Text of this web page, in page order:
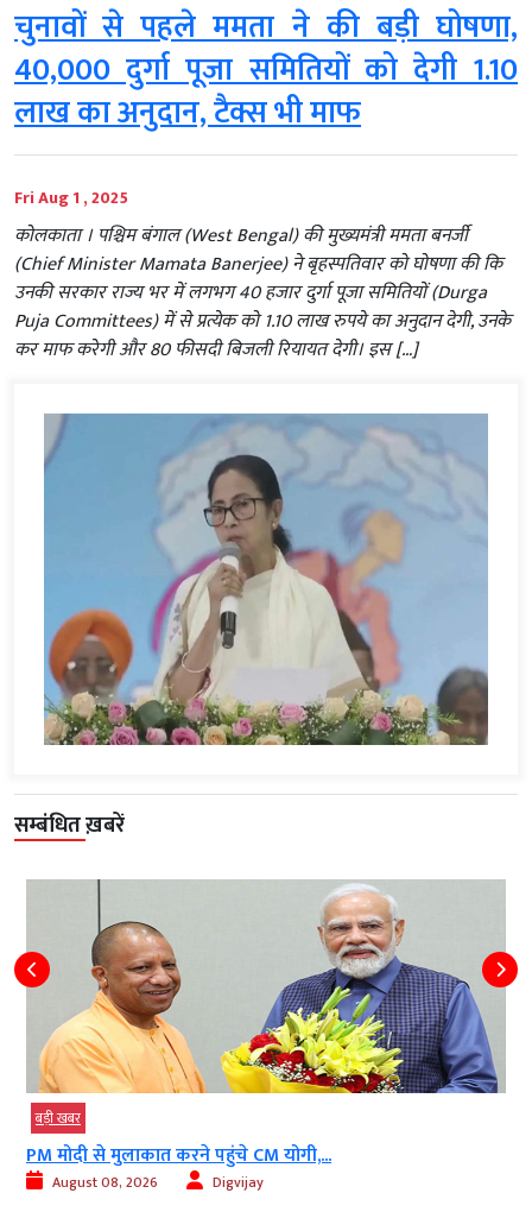
चुनावों से पहले ममता ने की बड़ी घोषणा,
40,000 दुर्गा पूजा समितियों को देगी 1.10
लाख का अनुदान, टैक्स भी माफ
Fri Aug 1 , 2025
कोलकाता । पश्चिम बंगाल (West Bengal) की मुख्यमंत्री ममता बनर्जी
(Chief Minister Mamata Banerjee) ने बृहस्पतिवार को घोषणा की कि
उनकी सरकार राज्य भर में लगभग 40 हजार दुर्गा पूजा समितियों (Durga
Puja Committees) में से प्रत्येक को 1.10 लाख रुपये का अनुदान देगी, उनके
कर माफ करेगी और 80 फीसदी बिजली रियायत देगी। इस […]
सम्बंधित ख़बरें
बड़ी खबर
PM मोदी से मुलाकात करने पहुंचे CM योगी,...
August 08, 2026 Digvijay